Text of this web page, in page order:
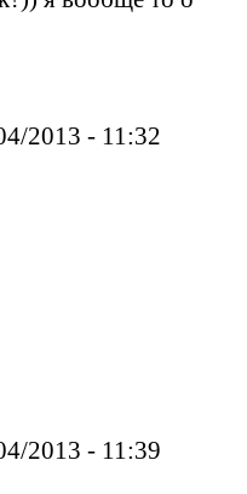
2013 - 11:32
2013 - 11:39